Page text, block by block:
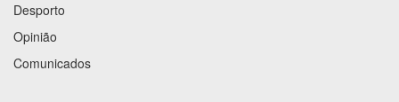
Desporto
Opinião
Comunicados